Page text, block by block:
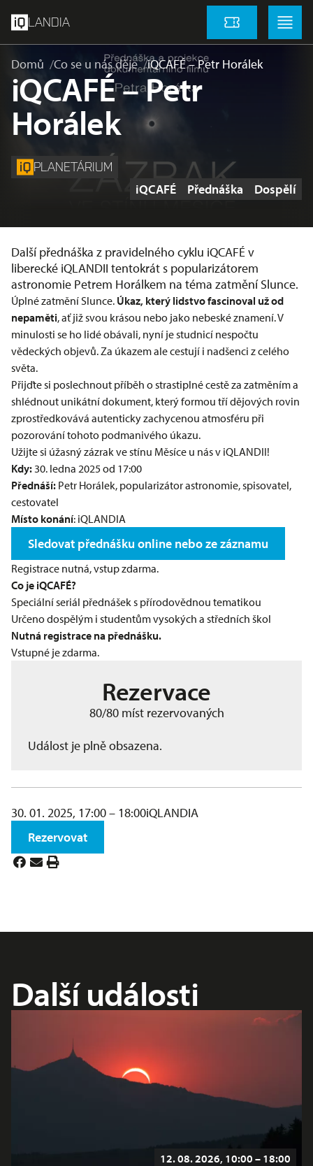
LANDIA Vstupenky
Menu
Domů Co se u nás děje iQCAFÉ – Petr Horálek
iQCAFÉ – Petr
Horálek
PLANETÁRIUM
Štítky
iQCAFÉ Přednáška Dospělí
Další přednáška z pravidelného cyklu iQCAFÉ v
liberecké iQLANDII tentokrát s popularizátorem
astronomie Petrem Horálkem na téma zatmění Slunce.
Úplné zatmění Slunce. Úkaz, který lidstvo fascinoval už od
nepaměti, ať již svou krásou nebo jako nebeské znamení. V
minulosti se ho lidé obávali, nyní je studnicí nespočtu
vědeckých objevů. Za úkazem ale cestují i nadšenci z celého
světa.
Přijďte si poslechnout příběh o strastiplné cestě za zatměním a
shlédnout unikátní dokument, který formou tří dějových rovin
zprostředkovává autenticky zachycenou atmosféru při
pozorování tohoto podmanivého úkazu.
Užijte si úžasný zázrak ve stínu Měsíce u nás v iQLANDII!
Kdy:30. ledna 2025 od 17:00
Přednáší: Petr Horálek, popularizátor astronomie, spisovatel,
cestovatel
Místo konání: iQLANDIA
Sledovat přednášku online nebo ze záznamu
Registrace nutná, vstup zdarma.
Co je iQCAFÉ?
Speciální seriál přednášek s přírodovědnou tematikou
Určeno dospělým i studentům vysokých a středních škol
Nutná registrace na přednášku.
Vstupné je zdarma.
Rezervace
80/80 míst rezervovaných
Událost je plně obsazena.
30. 01. 2025, 17:00 – 18:00iQLANDIA
Rezervovat
Další události
12. 08. 2026, 10:00 – 18:00